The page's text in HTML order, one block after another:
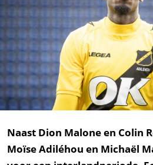
Naast Dion Malone en Colin
Moïse Adiléhou en Michaël